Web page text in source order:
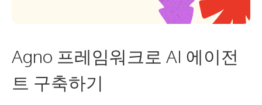
Agno 프레임워크로 AI 에이전
트 구축하기